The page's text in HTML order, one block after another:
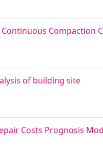
Compaction
of building site
Costs Prognosis